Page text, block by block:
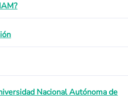
Nacional Autónoma de